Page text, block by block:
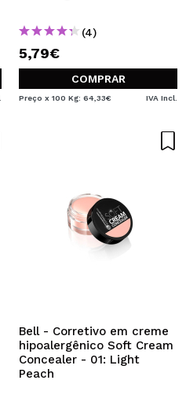
(4)
5,79€
COMPRAR
Preço x 100 Kg: 64,33€ IVA Incl.
Bell - Corretivo em creme
hipoalergênico Soft Cream
Concealer - 01: Light
Peach